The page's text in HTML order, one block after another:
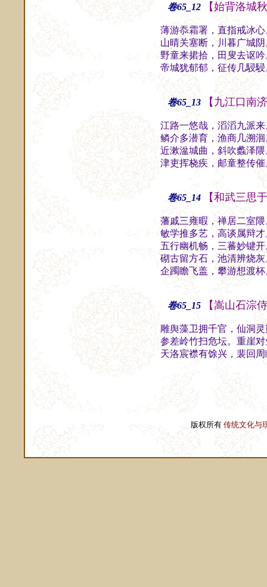
卷65_12 【始背洛城
薄游忝霜署，直指戒冰
山晴关塞断，川暮广城
野童来捃拾，田叟去讴
帝城犹郁郁，征传几駸
卷65_13 【九江口南
江路一悠哉，滔滔九派
鳞介多潜育，渔商几溯
近漱湓城曲，斜吹蠡泽
津吏挥桡疾，邮童整传
卷65_14 【和武三思
藩戚三雍暇，禅居二室
敏学推多艺，高谈属辩
五行幽机畅，三蕃妙键
砌古留方石，池清辨烧
企躅瞻飞盖，攀游想渡
卷65_15 【嵩山石淙
雕舆藻卫拥千官，仙洞
参差岭竹扫危坛。重崖
天洛宸襟有馀兴，裴回
版权所有 传统文化与